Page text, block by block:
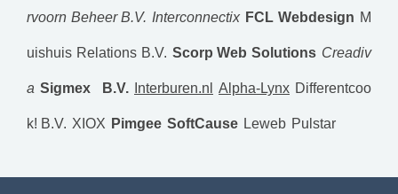
rvoorn Beheer B.V. Interconnectix FCL Webdesign M
uishuis Relations B.V. Scorp Web Solutions Creadiv
a Sigmex B.V. Interburen.nl Alpha-Lynx Differentcoo
k! B.V. XIOX Pimgee SoftCause Leweb Pulstar